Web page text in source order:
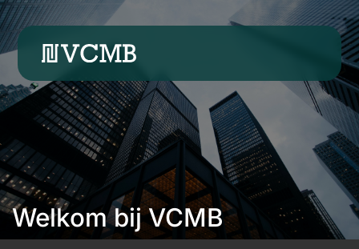
Ga
naar
inhoud
Welkom bij VCMB